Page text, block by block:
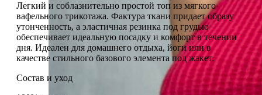
Легкий и соблазнительно простой топ из мягкого
вафельного трикотажа. Фактура ткани придает образу
утонченность, а эластичная резинка под грудью
обеспечивает идеальную посадку и комфорт в течении
дня. Идеален для домашнего отдыха, йоги или в
качестве стильного базового элемента под жакет.
Состав и уход